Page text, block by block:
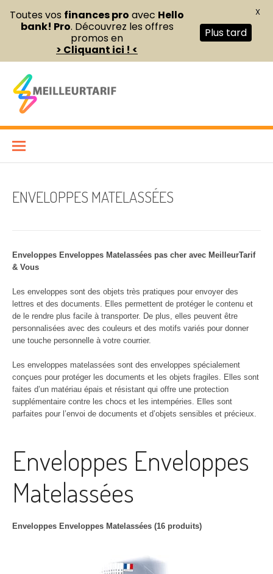
contenu
Meilleur Tarif
ENVELOPPES MATELASSÉES
Enveloppes Enveloppes Matelassées pas cher avec MeilleurTarif
& Vous
Les enveloppes sont des objets très pratiques pour envoyer des
lettres et des documents. Elles permettent de protéger le contenu et
de le rendre plus facile à transporter. De plus, elles peuvent être
personnalisées avec des couleurs et des motifs variés pour donner
une touche personnelle à votre courrier.
Les enveloppes matelassées sont des enveloppes spécialement
conçues pour protéger les documents et les objets fragiles. Elles sont
faites d’un matériau épais et résistant qui offre une protection
supplémentaire contre les chocs et les intempéries. Elles sont
parfaites pour l’envoi de documents et d’objets sensibles et précieux.
Enveloppes Enveloppes
Matelassées
Enveloppes Enveloppes Matelassées (16 produits)
Toutes vos finances pro avec Hello
bank! Pro. Découvrez les offres
promos en
> Cliquant ici ! <
Plus tard
X